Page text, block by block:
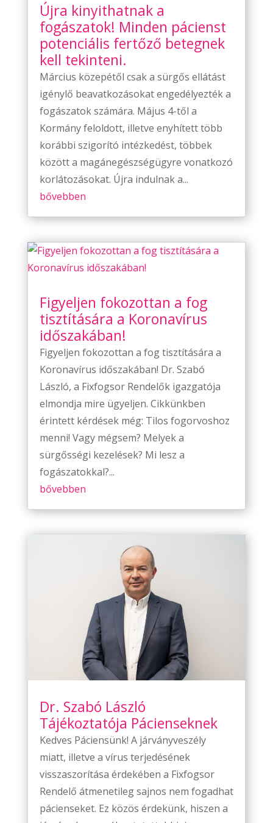
Újra kinyithatnak a
fogászatok! Minden pácienst
potenciális fertőző betegnek
kell tekinteni.
Március közepétől csak a sürgős ellátást
igénylő beavatkozásokat engedélyezték a
fogászatok számára. Május 4-től a
Kormány feloldott, illetve enyhített több
korábbi szigorító intézkedést, többek
között a magánegészségügyre vonatkozó
korlátozásokat. Újra indulnak a...
bővebben
Figyeljen fokozottan a fog
tisztítására a Koronavírus
időszakában!
Figyeljen fokozottan a fog tisztítására a
Koronavírus időszakában! Dr. Szabó
László, a Fixfogsor Rendelők igazgatója
elmondja mire ügyeljen. Cikkünkben
érintett kérdések még: Tilos fogorvoshoz
menni! Vagy mégsem? Melyek a
sürgősségi kezelések? Mi lesz a
fogászatokkal?...
bővebben
Dr. Szabó László
Tájékoztatója Pácienseknek
Kedves Páciensünk! A járványveszély
miatt, illetve a vírus terjedésének
visszaszorítása érdekében a Fixfogsor
Rendelő átmenetileg sajnos nem fogadhat
pácienseket. Ez közös érdekünk, hiszen a